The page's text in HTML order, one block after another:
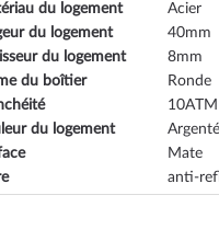
du logement
Acier
du logement
40
du logement
8
du boîtier
Ronde
10
du logement
Argenté
Mate
anti-